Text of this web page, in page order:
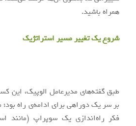
همراه باشید.
شروع یک تغییر مسیر استراتژیک
طبق گفته‌های مدیرعامل الوپیک، این
بر سر یک دوراهی برای ادامه‌ی راه بود؛
فکر راه‌اندازی یک سوپراپ (مانند